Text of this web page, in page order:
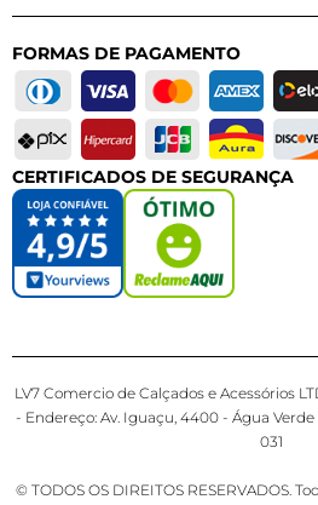
FORMAS DE PAGAMENTO
CERTIFICADOS DE SEGURANÇA
LV7 Comercio de Calçados e Acessórios
- Endereço: Av. Iguaçu, 4400 - Água
031
© TODOS OS DIREITOS RESERVADOS.